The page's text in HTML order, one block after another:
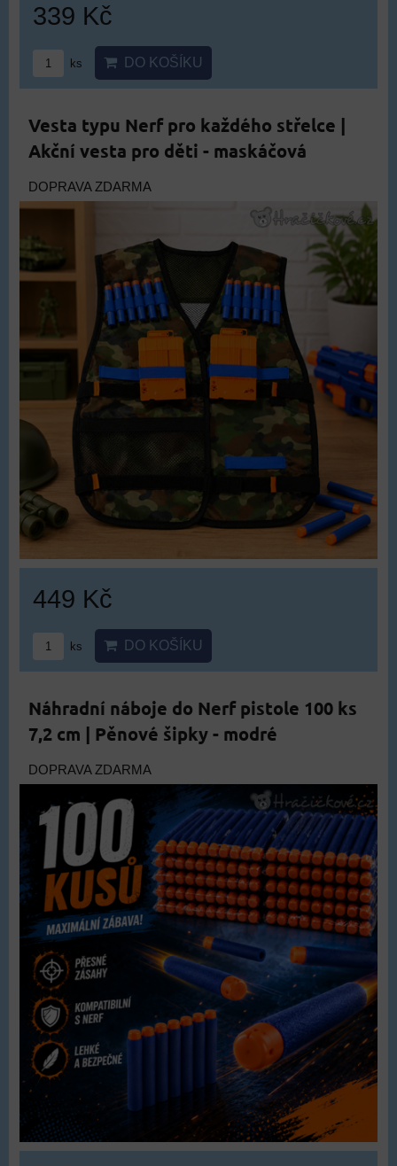
339 Kč
ks DO KOŠÍKU
Vesta typu Nerf pro každého střelce |
Akční vesta pro děti - maskáčová
DOPRAVA ZDARMA
449 Kč
ks DO KOŠÍKU
Náhradní náboje do Nerf pistole 100 ks
7,2 cm | Pěnové šipky - modré
DOPRAVA ZDARMA